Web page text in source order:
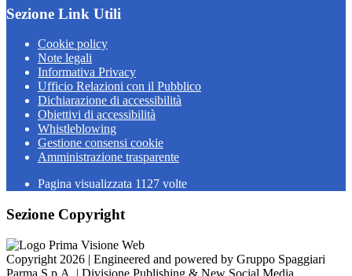
Sezione Link Utili
Cookie policy
Note legali
Informativa Privacy
Ufficio Relazioni con il Pubblico
Dichiarazione di accessibilità
Obiettivi di accessibilità
Whistleblowing
Gestione consensi cookie
Amministrazione trasparente
Pagina visualizzata 1127 volte
Sezione Copyright
Copyright 2026 | Engineered and powered by Gruppo Spaggiari
Parma S.p.A. | Divisione Publishing & New Social Media